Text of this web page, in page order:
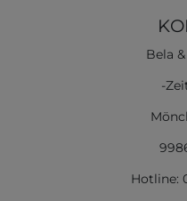
Bela
-
Hotline: